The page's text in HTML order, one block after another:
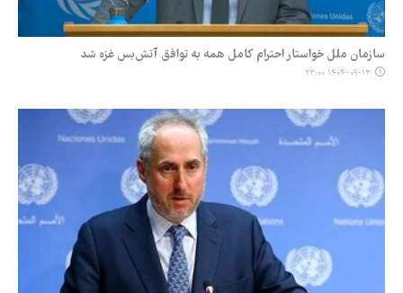
سازمان ملل خواستار احترام کامل همه به توافق آتش‌بس غزه شد
۱۴۰۴-۰۹-۱۳ ۲۳:۰۰